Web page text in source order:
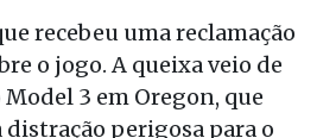
recebeu uma reclamação
o jogo. A queixa veio de
3 em Oregon, que
distração perigosa para o